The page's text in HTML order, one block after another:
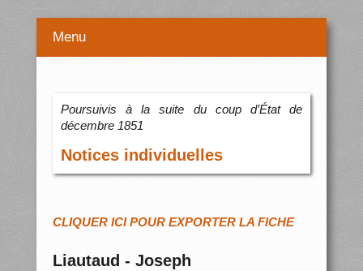
Menu
Poursuivis à la suite du coup d’État de
décembre 1851
Notices individuelles
CLIQUER ICI POUR EXPORTER LA FICHE
Liautaud - Joseph